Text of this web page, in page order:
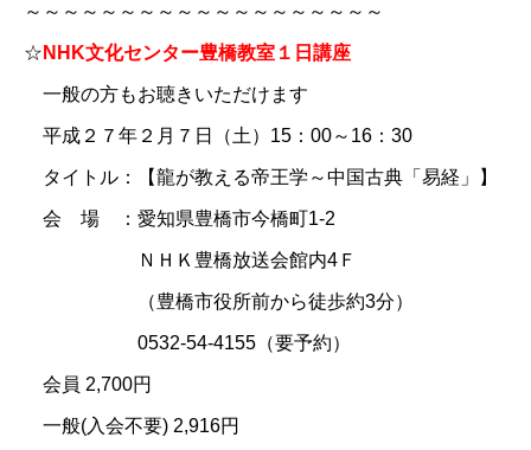
～～～～～～～～～～～～～～～～～～～
☆ NHK文化センター豊橋教室１日講座
一般の方もお聴きいただけます
平成２７年２月７日（土）15：00～16：30
タイトル：【龍が教える帝王学～中国古典「易経」】
会 場 ：愛知県豊橋市今橋町1-2
ＮＨＫ豊橋放送会館内4Ｆ
（豊橋市役所前から徒歩約3分）
0532-54-4155（要予約）
会員 2,700円
一般(入会不要) 2,916円